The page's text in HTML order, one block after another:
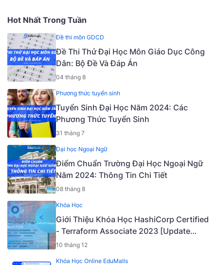
Hot Nhất Trong Tuần
Đề thi môn GDCD
Đề Thi Thử Đại Học Môn Giáo Dục Công
Dân: Bộ Đề Và Đáp Án
04 tháng 8
Phương thức tuyển sinh
Tuyển Sinh Đại Học Năm 2024: Các
Phương Thức Tuyển Sinh
31 tháng 7
Đại học Ngoại Ngữ
Điểm Chuẩn Trường Đại Học Ngoại Ngữ
Năm 2024: Thông Tin Chi Tiết
08 tháng 8
Khóa Học
Giới Thiệu Khóa Học HashiCorp Certified
- Terraform Associate 2023 [Update
Tháng 9-2023] [Mã - 7006 A]
10 tháng 12
Khóa Học Online EduMalls